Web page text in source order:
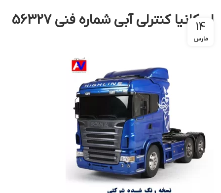
اسکانیا کنترلی آبی شماره فنی 56327
14
مارس